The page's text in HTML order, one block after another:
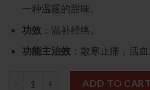
一种温暖的甜味。
功效：温补经络。
功能主治效：散寒止痛，活
ADD TO CART